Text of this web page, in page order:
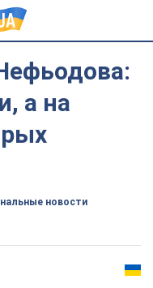
а на
новости